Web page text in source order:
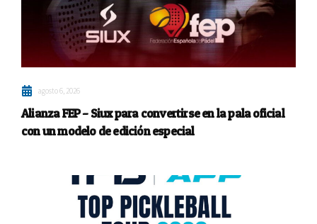
agosto 6, 2026
Alianza FEP – Siux para convertirse en la pala oficial
con un modelo de edición especial